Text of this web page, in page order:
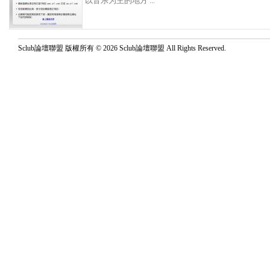
Sclub論壇聯盟 版權所有 © 2026 Sclub論壇聯盟 All Rights Reserved.